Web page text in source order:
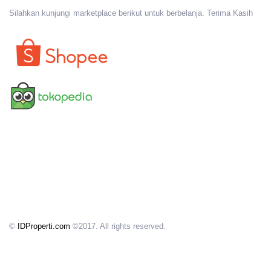
Silahkan kunjungi marketplace berikut untuk berbelanja. Terima Kasih
© IDProperti.com ©2017. All rights reserved.